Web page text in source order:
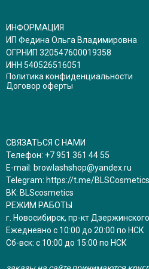
ИНФОРМАЦИЯ
ИП Федина Ольга Владимировна
ОГРНИП 320547600019358
ИНН 540526516051
Политика конфиденциальности
Договор оферты
СВЯЗАТЬСЯ С НАМИ
Телефон: +7 951 361 44 55
E-mail: browlashshop@yandex.ru
Telegram: https://t.me/BLSCosmetics
BK: BLScosmetics
РЕЖИМ РАБОТЫ
г. Новосибирск, пр-кт
Ежедневно с 10:00 до 20:00 по НСК
Сб-вск: с 10:00 до 15:00 по НСК